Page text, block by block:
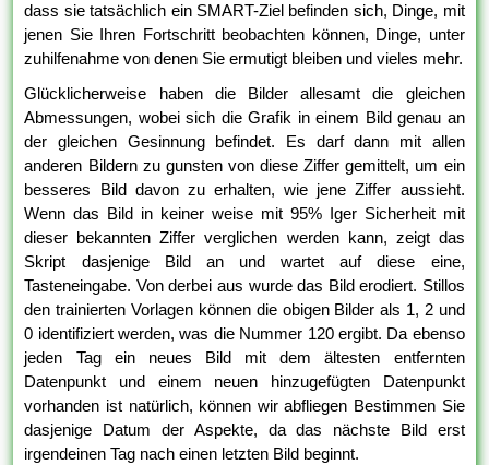
dass sie tatsächlich ein SMART-Ziel befinden sich, Dinge, mit
jenen Sie Ihren Fortschritt beobachten können, Dinge, unter
zuhilfenahme von denen Sie ermutigt bleiben und vieles mehr.
Glücklicherweise haben die Bilder allesamt die gleichen
Abmessungen, wobei sich die Grafik in einem Bild genau an
der gleichen Gesinnung befindet. Es darf dann mit allen
anderen Bildern zu gunsten von diese Ziffer gemittelt, um ein
besseres Bild davon zu erhalten, wie jene Ziffer aussieht.
Wenn das Bild in keiner weise mit 95% Iger Sicherheit mit
dieser bekannten Ziffer verglichen werden kann, zeigt das
Skript dasjenige Bild an und wartet auf diese eine,
Tasteneingabe. Von derbei aus wurde das Bild erodiert. Stillos
den trainierten Vorlagen können die obigen Bilder als 1, 2 und
0 identifiziert werden, was die Nummer 120 ergibt. Da ebenso
jeden Tag ein neues Bild mit dem ältesten entfernten
Datenpunkt und einem neuen hinzugefügten Datenpunkt
vorhanden ist natürlich, können wir abfliegen Bestimmen Sie
dasjenige Datum der Aspekte, da das nächste Bild erst
irgendeinen Tag nach einen letzten Bild beginnt.